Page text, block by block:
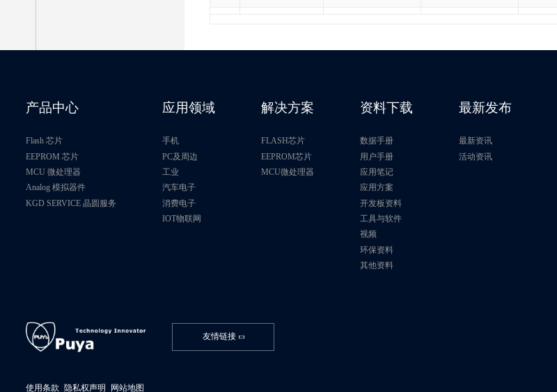
产品中心
Flash 芯片
EEPROM 芯片
MCU 微处理器
Analog 模拟器件
KGD SERVICE 晶圆服务
应用领域
手机
PC及周边
工业
汽车电子
消费电子
IOT物联网
解决方案
FLASH芯片
EEPROM芯片
MCU微处理器
资料下载
数据手册
用户手册
应用笔记
应用方案
开发板资料
工具与软件
视频
环保资料
其他资料
最新发布
最新资讯
活动资讯
友情链接
使用条款 隐私权声明 网站地图